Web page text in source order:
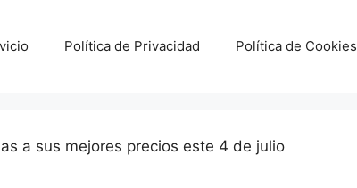
Política de Privacidad Política de Cookies